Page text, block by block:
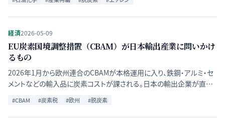
経済2026-05-09
EU炭素国境調整措置（CBAM）が日本輸出産業に問いかけ
るもの
2026年1月から欧州連合のCBAMが本格運用に入り、鉄鋼・アルミ・セ
メントなどの輸入品に炭素コストが課される。日本の輸出企業が直面
する財務的影響と、脱炭素競争の新局面を整理する。
#CBAM #炭素税 #欧州 #脱炭素